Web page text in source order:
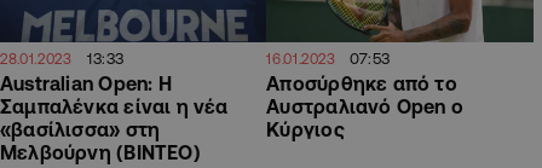
28.01.2023 13:33
Australian Open: Η
Σαμπαλένκα είναι η νέα
«βασίλισσα» στη
Μελβούρνη (ΒΙΝΤΕΟ)
16.01.2023 07:53
Αποσύρθηκε από το
Αυστραλιανό Open ο
Κύργιος